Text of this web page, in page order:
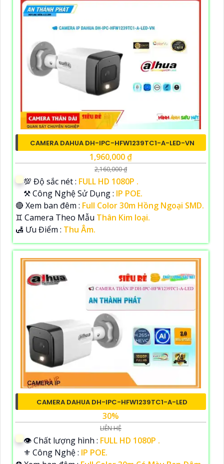
CAMERA DAHUA DH-IPC-HFW1239TC1-A-LED-VN
1,960,000 ₫
2,160,000 ₫
💯 Độ sắc nét : FULL HD 1080P .
⚒ Công Nghệ Sử Dụng : IP POE.
🔴 Xem ban đêm : Full Color 30m Hồng Ngoại SMD.
♊ Camera Theo Mẫu Thân Kim loại.
️🛃 Ưu Điểm : Thu Âm.
CAMERA DAHUA DH-IPC-HFW1239TC1-A-LED
30%
LIÊN HỆ
👁 Chất lượng hình : FULL HD 1080P .
⚜️ Công Nghệ : IP POE.